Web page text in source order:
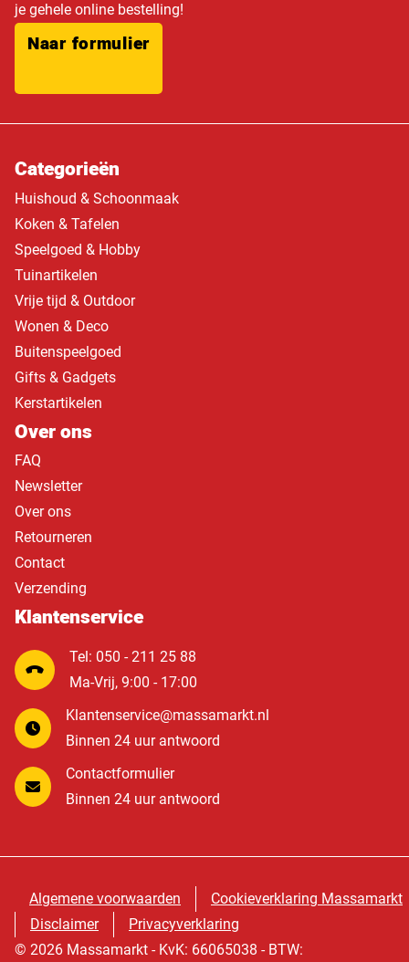
je gehele online bestelling!
Naar formulier
Categorieën
Huishoud & Schoonmaak
Koken & Tafelen
Speelgoed & Hobby
Tuinartikelen
Vrije tijd & Outdoor
Wonen & Deco
Buitenspeelgoed
Gifts & Gadgets
Kerstartikelen
Over ons
FAQ
Newsletter
Over ons
Retourneren
Contact
Verzending
Klantenservice
Tel: 050 - 211 25 88
Ma-Vrij, 9:00 - 17:00
Klantenservice@massamarkt.nl
Binnen 24 uur antwoord
Contactformulier
Binnen 24 uur antwoord
Algemene voorwaarden
Cookieverklaring Massamarkt
Disclaimer
Privacyverklaring
© 2026 Massamarkt - KvK: 66065038 - BTW: